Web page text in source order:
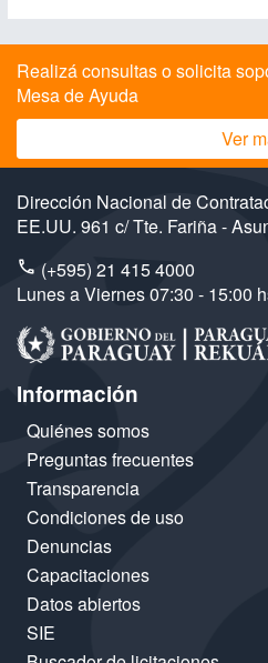
Realizá consultas o solicita
Mesa de Ayuda
Ver
Dirección Nacional de
EE.UU. 961 c/ Tte. Fariña -
(+595) 21 415 4000
Lunes a Viernes 07:30 - 15:00
Información
Quiénes somos
Preguntas frecuentes
Transparencia
Condiciones de uso
Denuncias
Capacitaciones
Datos abiertos
SIE